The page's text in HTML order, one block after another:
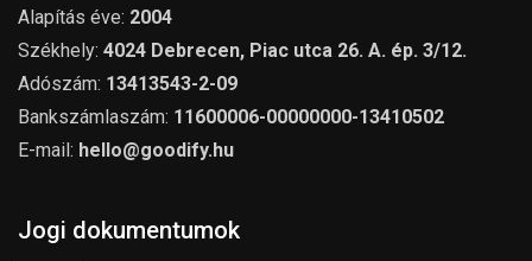
Alapítás éve: 2004
Székhely: 4024 Debrecen, Piac utca 26. A. ép. 3/12.
Adószám: 13413543-2-09
Bankszámlaszám: 11600006-00000000-13410502
E-mail: hello@goodify.hu
Jogi dokumentumok